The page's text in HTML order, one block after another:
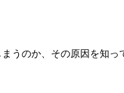
うのか、その原因を知っ